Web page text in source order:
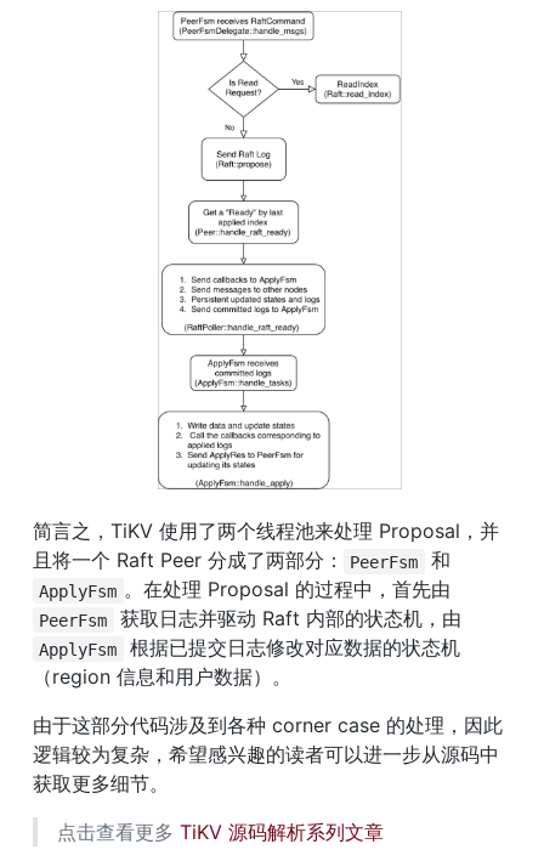
简言之，TiKV 使用了两个线程池来处理 Proposal，并
且将一个 Raft Peer 分成了两部分：
PeerFsm
ApplyFsm
PeerFsm
ApplyFsm
根据已提交日志修改对应数据的状态机
（region 信息和用户数据）。
由于这部分代码涉及到各种 corner case 的处理，因此
逻辑较为复杂，希望感兴趣的读者可以进一步从源码中
获取更多细节。
点击查看更多 TiKV 源码解析系列文章